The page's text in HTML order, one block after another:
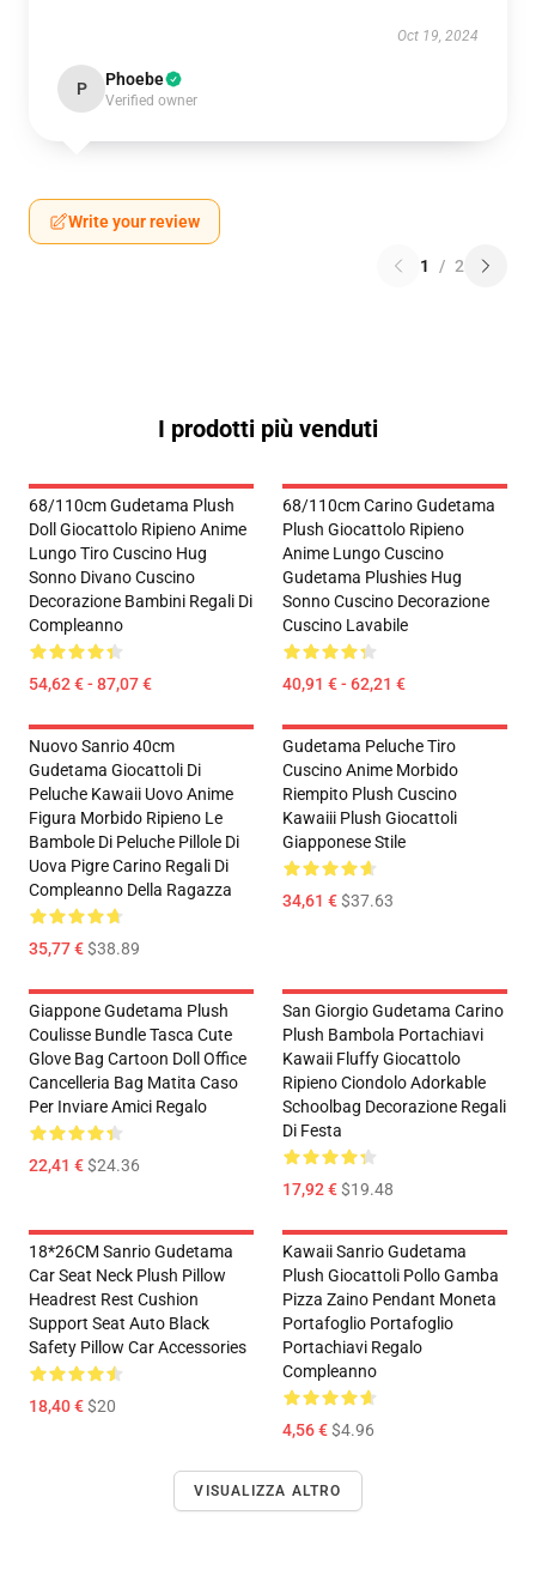
Oct 19, 2024
P Phoebe
Verified owner
Write your review
1 / 2
I prodotti più venduti
68/110cm Gudetama Plush
Doll Giocattolo Ripieno Anime
Lungo Tiro Cuscino Hug
Sonno Divano Cuscino
Decorazione Bambini Regali Di
Compleanno
54,62 € - 87,07 €
68/110cm Carino Gudetama
Plush Giocattolo Ripieno
Anime Lungo Cuscino
Gudetama Plushies Hug
Sonno Cuscino Decorazione
Cuscino Lavabile
40,91 € - 62,21 €
Nuovo Sanrio 40cm
Gudetama Giocattoli Di
Peluche Kawaii Uovo Anime
Figura Morbido Ripieno Le
Bambole Di Peluche Pillole Di
Uova Pigre Carino Regali Di
Compleanno Della Ragazza
35,77 €$38.89
Gudetama Peluche Tiro
Cuscino Anime Morbido
Riempito Plush Cuscino
Kawaiii Plush Giocattoli
Giapponese Stile
34,61 €$37.63
Giappone Gudetama Plush
Coulisse Bundle Tasca Cute
Glove Bag Cartoon Doll Office
Cancelleria Bag Matita Caso
Per Inviare Amici Regalo
22,41 €$24.36
San Giorgio Gudetama Carino
Plush Bambola Portachiavi
Kawaii Fluffy Giocattolo
Ripieno Ciondolo Adorkable
Schoolbag Decorazione Regali
Di Festa
17,92 €$19.48
18*26CM Sanrio Gudetama
Car Seat Neck Plush Pillow
Headrest Rest Cushion
Support Seat Auto Black
Safety Pillow Car Accessories
18,40 €$20
Kawaii Sanrio Gudetama
Plush Giocattoli Pollo Gamba
Pizza Zaino Pendant Moneta
Portafoglio Portafoglio
Portachiavi Regalo
Compleanno
4,56 €$4.96
VISUALIZZA ALTRO